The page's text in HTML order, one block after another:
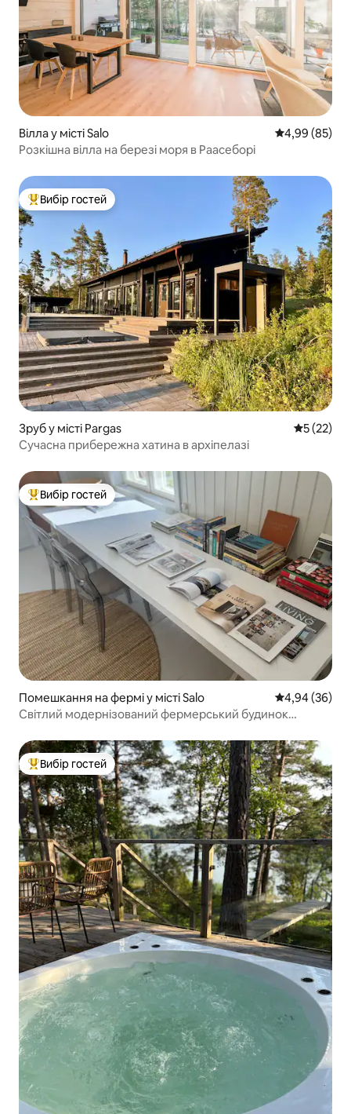
Вілла у місті Salo Середня
4,99 (85)
Розкішна вілла на березі моря в Раасеборі
Топ вибір гостей
Вибір гостей
Зруб у місті Pargas Середня
5 (22)
Сучасна прибережна хатина в архіпелазі
Топ вибір гостей
Вибір гостей
Помешкання на фермі у місті Salo Середня
4,94 (36)
Світлий модернізований фермерський будинок
Топ вибір гостей
Вибір гостей